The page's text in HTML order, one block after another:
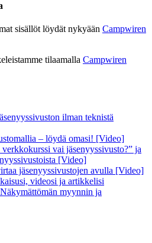
sisällöt löydät nykyään Campwiren
tilaamalla Campwiren
ilman teknistä
– löydä omasi! [Video]
vai jäsenyyssivusto?” ja
[Video]
jäsenyyssivustojen avulla [Video]
videosi ja artikkelisi
myynnin ja